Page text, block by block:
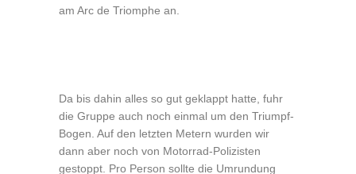
am Arc de Triomphe an.
Da bis dahin alles so gut geklappt hatte, fuhr
die Gruppe auch noch einmal um den Triumpf-
Bogen. Auf den letzten Metern wurden wir
dann aber noch von Motorrad-Polizisten
gestoppt. Pro Person sollte die Umrundung